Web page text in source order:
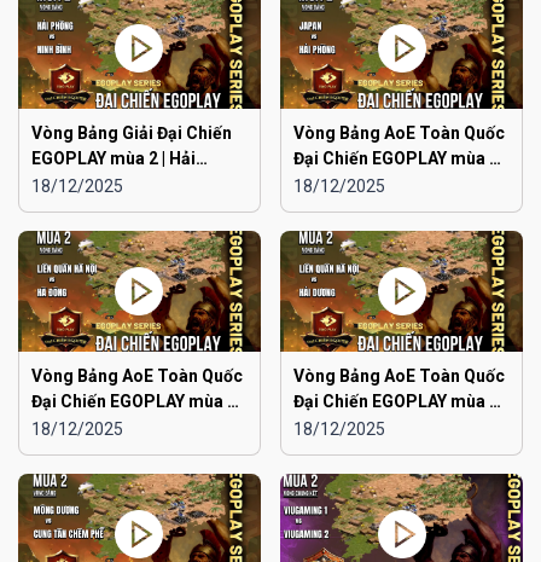
Vòng Bảng Giải Đại Chiến
EGOPLAY mùa 2 | Hải
Phòng vs Ninh Bình
18/12/2025
Vòng Bảng AoE Toàn Quốc
Đại Chiến EGOPLAY mùa 2 |
Japan vs Hải Phòng
18/12/2025
Vòng Bảng AoE Toàn Quốc
Đại Chiến EGOPLAY mùa 2 |
Liên Quân Hà Nội vs Hà
Đông
18/12/2025
Vòng Bảng AoE Toàn Quốc
Đại Chiến EGOPLAY mùa 2 |
Liên Quân Hà Nội vs Hải
Dương
18/12/2025